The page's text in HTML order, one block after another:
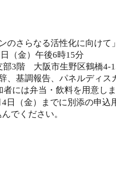
のさらなる活性化に向けて
（金）午後6時15分
3階 大阪市生野区鶴橋4-
基調報告、パネルディス
には弁当・飲料を用意し
（金）までに別添の申込
でください。